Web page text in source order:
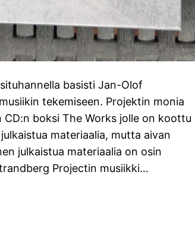
basisti Jan-Olof
tekemiseen. Projektin monia
boksi The Works jolle on koottu
materiaalia, mutta aivan
julkaistua materiaalia on osin
Projectin musiikki…